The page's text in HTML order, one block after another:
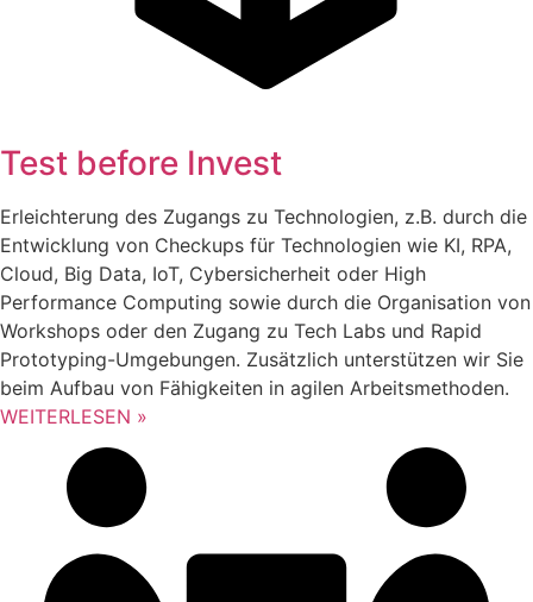
Test before Invest
Erleichterung des Zugangs zu Technologien, z.B. durch die
Entwicklung von Checkups für Technologien wie KI, RPA,
Cloud, Big Data, IoT, Cybersicherheit oder High
Performance Computing sowie durch die Organisation von
Workshops oder den Zugang zu Tech Labs und Rapid
Prototyping-Umgebungen. Zusätzlich unterstützen wir Sie
beim Aufbau von Fähigkeiten in agilen Arbeitsmethoden.
WEITERLESEN »